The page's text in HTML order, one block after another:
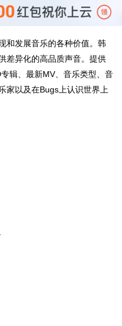
和发展音乐的各种价值。韩
差异化​​的高品质声音。提供
辑、最新MV、音乐类型、音
家以及在Bugs上认识世界上